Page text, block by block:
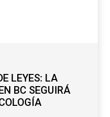
LEYES: LA
BC SEGUIRÁ